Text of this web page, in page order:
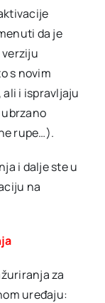
da je
s novim
i ispravljaju
rupe…).
i dalje ste u
na
za
uređaju: